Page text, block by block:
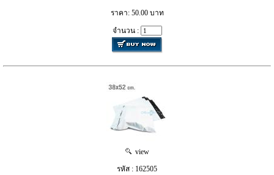
ราคา: 50.00 บาท
จำนวน :
view
รหัส : 162505